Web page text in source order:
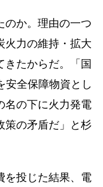
のか。理由の一つ
火力の維持・拡大
きたからだ。「国
安全保障物資とし
名の下に火力発電
の矛盾だ」と杉
を投じた結果、電